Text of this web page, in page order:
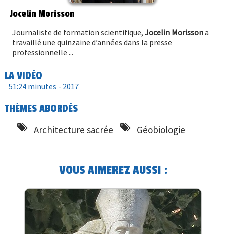
Jocelin Morisson
Journaliste de formation scientifique,Jocelin Morissona
travaillé une quinzaine d’années dans la presse
professionnelle ...
LA VIDÉO
51:24 minutes - 2017
THÈMES ABORDÉS
Architecture sacrée Géobiologie
VOUS AIMEREZ AUSSI :